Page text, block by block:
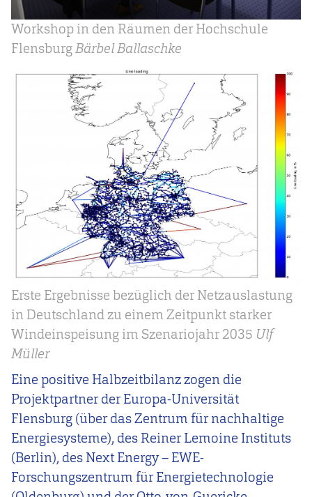
Workshop in den Räumen der Hochschule
FlensburgBärbel Ballaschke
Erste Ergebnisse bezüglich der Netzauslastung
in Deutschland zu einem Zeitpunkt starker
Windeinspeisung im Szenariojahr 2035 Ulf
Müller
Eine positive Halbzeitbilanz zogen die
Projektpartner der Europa-Universität
Flensburg (über das Zentrum für nachhaltige
Energiesysteme), des Reiner Lemoine Instituts
(Berlin), des Next Energy – EWE-
Forschungszentrum für Energietechnologie